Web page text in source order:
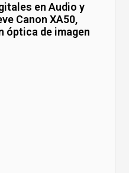
en Audio y
Canon XA50,
óptica de imagen